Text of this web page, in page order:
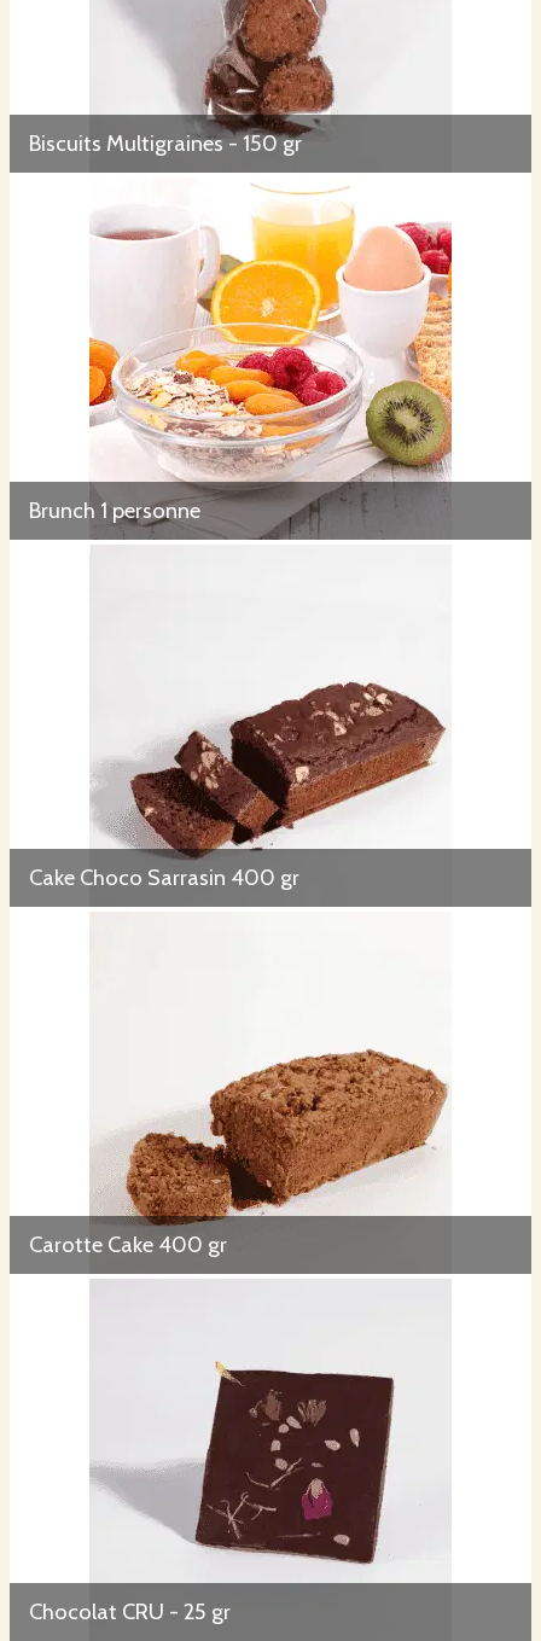
Biscuits Multigraines - 150 gr
Brunch 1 personne
Cake Choco Sarrasin 400 gr
Carotte Cake 400 gr
Chocolat CRU - 25 gr